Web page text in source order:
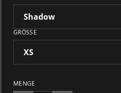
GRÖSSE
MENGE